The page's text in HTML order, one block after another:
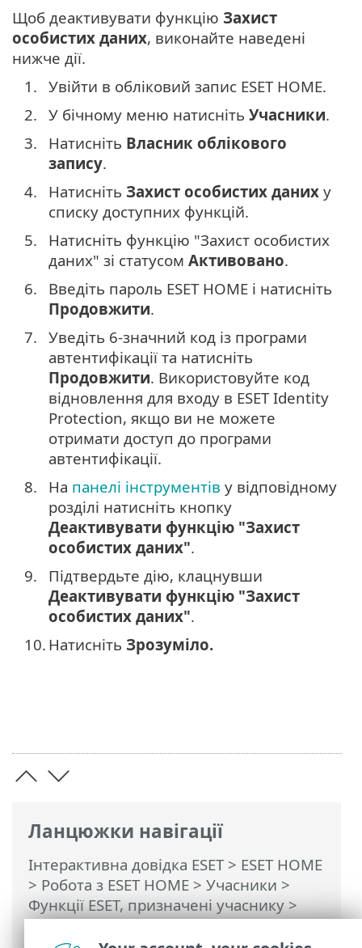
Ланцюжки навігації
Інтерактивна довідка ESET> ESET HOME
> Робота з ESET HOME > Учасники >
Функції ESET, призначені учаснику>
ESET Захист особистих даних>
Щоб деактивувати функцію Захист
особистих даних, виконайте наведені
нижче дії.
1. Увійти в обліковий запис ESET HOME.
2. У бічному меню натисніть Учасники.
3.
Натисніть Власник облікового
запису.
4.
Натисніть Захист особистих даних у
списку доступних функцій.
5.
Натисніть функцію "Захист особистих
даних" зі статусом Активовано.
6.
Введіть пароль ESET HOME і натисніть
Продовжити.
7. Уведіть 6-значний код із програми
автентифікації та натисніть
Продовжити. Використовуйте код
відновлення для входу в ESET Identity
Protection, якщо ви не можете
отримати доступ до програми
автентифікації.
8.
На панелі інструментів у відповідному
розділі натисніть кнопку
Деактивувати функцію "Захист
особистих даних".
9.
Підтвердьте дію, клацнувши
Деактивувати функцію "Захист
особистих даних".
10. Натисніть Зрозуміло.